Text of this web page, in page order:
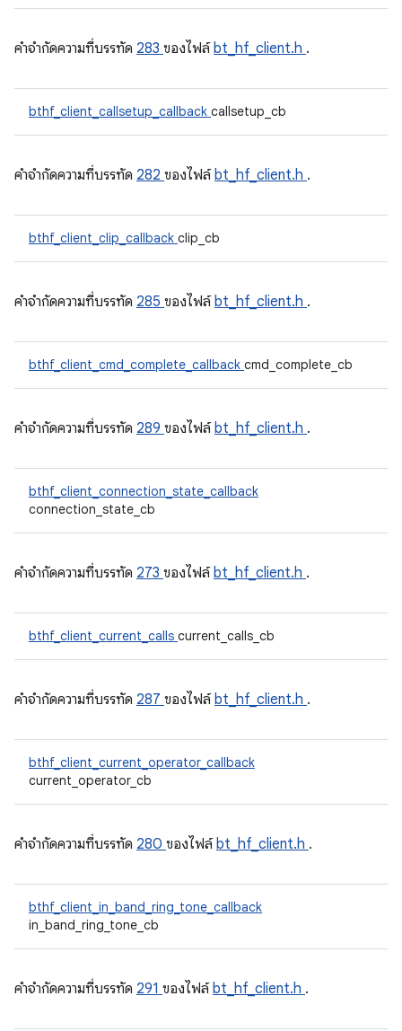
คําจํากัดความที่บรรทัด 283 ของไฟล์bt_hf_client.h .
bthf_client_callsetup_callback callsetup_cb
คําจํากัดความที่บรรทัด 282 ของไฟล์bt_hf_client.h .
bthf_client_clip_callback clip_cb
คําจํากัดความที่บรรทัด 285 ของไฟล์bt_hf_client.h .
bthf_client_cmd_complete_callback cmd_complete_cb
คําจํากัดความที่บรรทัด 289 ของไฟล์bt_hf_client.h .
bthf_client_connection_state_callback
connection_state_cb
คําจํากัดความที่บรรทัด 273 ของไฟล์bt_hf_client.h .
bthf_client_current_calls current_calls_cb
คําจํากัดความที่บรรทัด 287 ของไฟล์bt_hf_client.h .
bthf_client_current_operator_callback
current_operator_cb
คําจํากัดความที่บรรทัด 280 ของไฟล์bt_hf_client.h .
bthf_client_in_band_ring_tone_callback
in_band_ring_tone_cb
คําจํากัดความที่บรรทัด 291 ของไฟล์bt_hf_client.h .